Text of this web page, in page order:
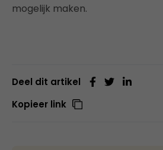
mogelijk maken.
Deel dit artikel
Kopieer link